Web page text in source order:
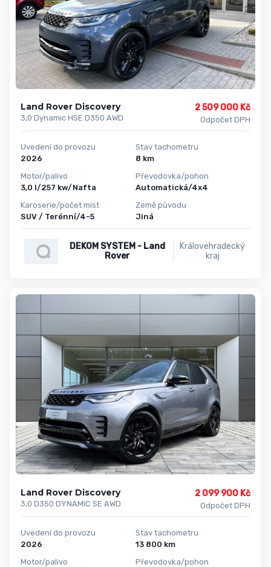
Land Rover Discovery
3,0 Dynamic HSE D350 AWD
2 509 000 Kč
Odpočet DPH
Uvedení do provozu
2026
Motor/palivo
3,0 l/257 kw/Nafta
Karoserie/počet míst
SUV / Terénní/4-5
Stav tachometru
8 km
Převodovka/pohon
Automatická/4x4
Země původu
Jiná
DEKOM SYSTEM - Land
Rover
Královehradecký
kraj
Land Rover Discovery
3,0 D350 DYNAMIC SE AWD
2 099 900 Kč
Odpočet DPH
Uvedení do provozu
2026
Motor/palivo
Stav tachometru
13 800 km
Převodovka/pohon